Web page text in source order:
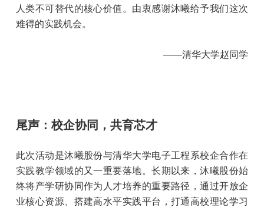
人类不可替代的核心价值。由衷感谢沐曦给予我们这次
难得的实践机会。
——清华大学赵同学
尾声：校企协同，共育芯才
此次活动是沐曦股份与清华大学电子工程系校企合作在
实践教学领域的又一重要落地。长期以来，沐曦股份始
终将产学研协同作为人才培养的重要路径，通过开放企
业核心资源、搭建高水平实践平台，打通高校理论学习